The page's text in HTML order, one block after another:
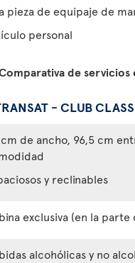
pieza de equipaje de
personal
de servicios
- CLUB CLASS
de ancho, 96,5 cm
y reclinables
exclusiva (en la
alcohólicas y no